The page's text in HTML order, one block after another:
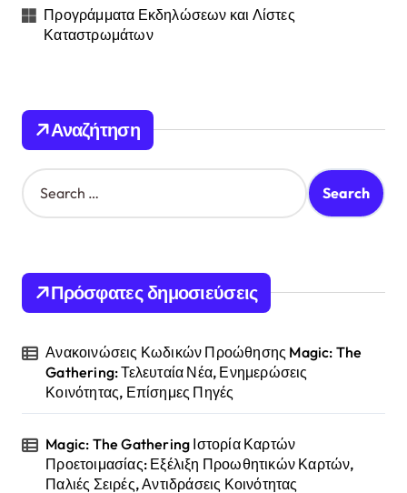
Προγράμματα Εκδηλώσεων και Λίστες
Καταστρωμάτων
Αναζήτηση
S
e
h
o
:
Πρόσφατες δημοσιεύσεις
Ανακοινώσεις Κωδικών Προώθησης Magic: The
Gathering: Τελευταία Νέα, Ενημερώσεις
Κοινότητας, Επίσημες Πηγές
Magic: The Gathering Ιστορία Καρτών
Προετοιμασίας: Εξέλιξη Προωθητικών Καρτών,
Παλιές Σειρές, Αντιδράσεις Κοινότητας